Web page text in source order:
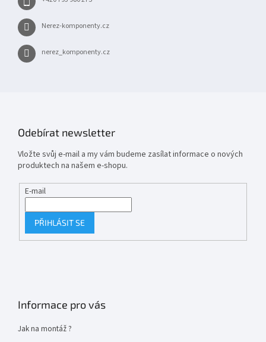
Nerez-komponenty.cz
nerez_komponenty.cz
Odebírat newsletter
Vložte svůj e-mail a my vám budeme zasílat informace o nových
produktech na našem e-shopu.
E-mail
PŘIHLÁSIT SE
Informace pro vás
Jak na montáž ?